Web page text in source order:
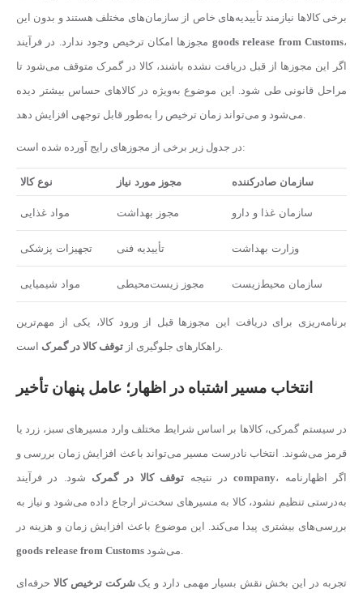
برخی کالاها نیازمند تأییدیه‌های خاص از سازمان‌های مختلف هستند و بدون این
goods release from Customs،
اگر این مجوزها از قبل دریافت نشده باشند، کالا در گمرک متوقف می‌شود تا
مراحل قانونی طی شود. این موضوع به‌ویژه در کالاهای حساس بیشتر دیده
می‌شود و می‌تواند زمان ترخیص را به‌طور قابل توجهی افزایش دهد.
در جدول زیر برخی از مجوزهای رایج آورده شده است:
نوع کالا مجوز مورد نیاز سازمان صادرکننده
مواد غذایی مجوز بهداشت سازمان غذا و دارو
تجهیزات پزشکی تأییدیه فنی وزارت بهداشت
مواد شیمیایی مجوز زیست‌محیطی سازمان محیط‌زیست
برنامه‌ریزی برای دریافت این مجوزها قبل از ورود کالا، یکی از مهم‌ترین
راهکارهای جلوگیری از توقف کالا در گمرک است.
انتخاب مسیر اشتباه در اظهار؛ عامل پنهان تأخیر
در سیستم گمرکی، کالاها بر اساس شرایط مختلف وارد مسیرهای سبز، زرد یا
قرمز می‌شوند. انتخاب نادرست مسیر می‌تواند باعث افزایش زمان بررسی و
در نتیجه توقف کالا در گمرک شود. در فرآیندcompany، اگر اظهارنامه
به‌درستی تنظیم نشود، کالا به مسیرهای سخت‌تر ارجاع داده می‌شود و نیاز به
بررسی‌های بیشتری پیدا می‌کند. این موضوع باعث افزایش زمان و هزینه در
goods release from Customs
می‌شود.
تجربه در این بخش نقش بسیار مهمی دارد و یکشرکت ترخیص کالا حرفه‌ای